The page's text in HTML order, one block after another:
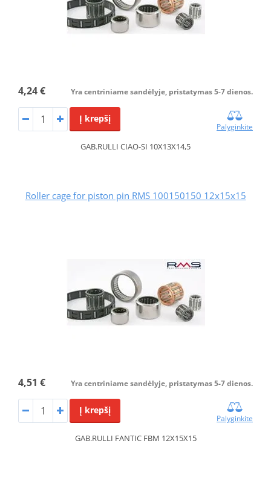
4,24 € Yra centriniame sandėlyje, pristatymas 5-7 dienos.
Į krepšį
Palyginkite
GAB.RULLI CIAO-SI 10X13X14,5
Roller cage for piston pin RMS 100150150 12x15x15
4,51 € Yra centriniame sandėlyje, pristatymas 5-7 dienos.
Į krepšį
Palyginkite
GAB.RULLI FANTIC FBM 12X15X15